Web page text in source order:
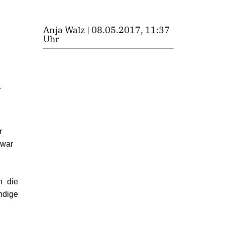
die
Anja Walz | 08.05.2017, 11:37
Uhr